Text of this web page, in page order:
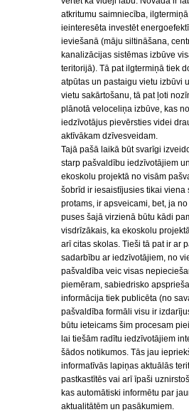
atkritumu saimniecība,
ieinteresēta investēt
ieviešanā (māju siltināšana,
kanalizācijas sistēmas izbūve
teritorijā). Tā pat ilgtermiņā tiek
atpūtas un pastaigu vietu izbūvi
vietu sakārtošanu, tā pat ļoti
plānotā veloceliņa izbūve, kas
iedzīvotājus pievērsties videi
aktīvākam dzīvesveidam.
Tajā pašā laikā būt svarīgi
starp pašvaldību iedzīvotājiem
ekoskolu projektā no visām
šobrīd ir iesaistījusies tikai viena
protams, ir apsveicami, bet, ja
puses šajā virzienā būtu kādi
visdrīzākais, ka ekoskolu
arī citas skolas. Tieši tā pat ir ar
sadarbību ar iedzīvotājiem, no
pašvaldība veic visas
piemēram, sabiedrisko
informācija tiek publicēta (no
pašvaldība formāli visu ir
būtu ieteicams šim procesam
lai tiešām radītu iedzīvotājiem
šādos notikumos. Tās jau
informatīvās lapiņas aktuālās
pastkastītēs vai arī īpaši
kas automātiski informētu par
aktualitātēm un pasākumiem.